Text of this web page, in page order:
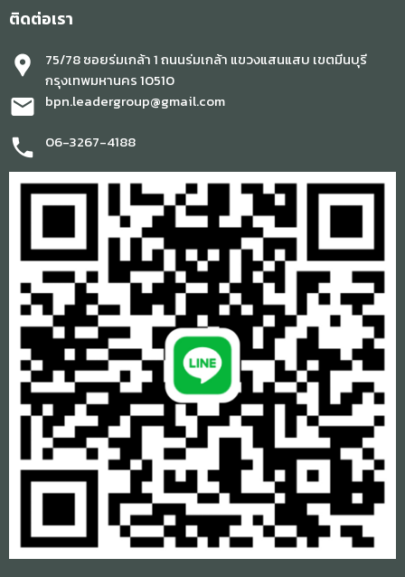
ติดต่อเรา
location_pin
75/78 ซอยร่มเกล้า 1 ถนนร่มเกล้า แขวงแสนแสบ เขตมีนบุรี
กรุงเทพมหานคร 10510
mail bpn.leadergroup@gmail.com
phone 06-3267-4188